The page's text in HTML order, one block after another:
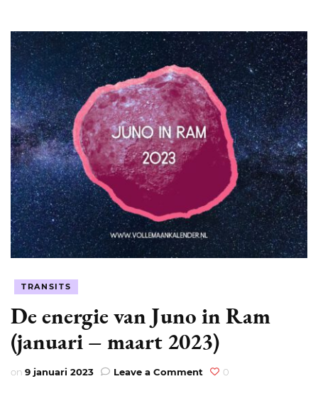
TRANSITS
De energie van Juno in Ram
(januari – maart 2023)
on 9 januari 2023 Leave a Comment on
0